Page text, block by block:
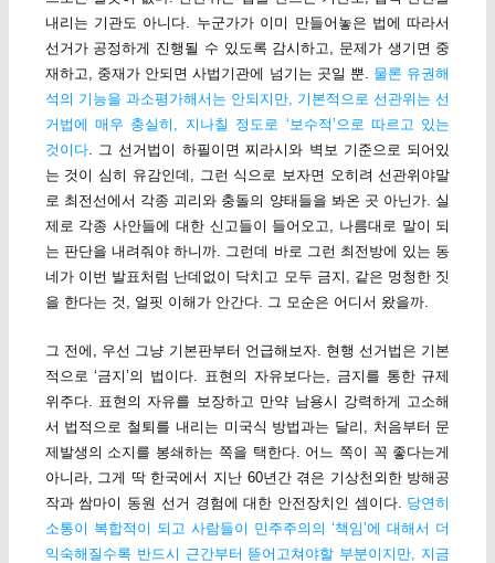
내리는 기관도 아니다. 누군가가 이미 만들어놓은 법에 따라서
선거가 공정하게 진행될 수 있도록 감시하고, 문제가 생기면 중
재하고, 중재가 안되면 사법기관에 넘기는 곳일 뿐. 물론 유권해
석의 기능을 과소평가해서는 안되지만, 기본적으로 선관위는 선
거법에 매우 충실히, 지나칠 정도로 ‘보수적’으로 따르고 있는
것이다. 그 선거법이 하필이면 찌라시와 벽보 기준으로 되어있
는 것이 심히 유감인데, 그런 식으로 보자면 오히려 선관위야말
로 최전선에서 각종 괴리와 충돌의 양태들을 봐온 곳 아닌가. 실
제로 각종 사안들에 대한 신고들이 들어오고, 나름대로 말이 되
는 판단을 내려줘야 하니까. 그런데 바로 그런 최전방에 있는 동
네가 이번 발표처럼 난데없이 닥치고 모두 금지, 같은 멍청한 짓
을 한다는 것, 얼핏 이해가 안간다. 그 모순은 어디서 왔을까.
그 전에, 우선 그냥 기본판부터 언급해보자. 현행 선거법은 기본
적으로 ‘금지’의 법이다. 표현의 자유보다는, 금지를 통한 규제
위주다. 표현의 자유를 보장하고 만약 남용시 강력하게 고소해
서 법적으로 철퇴를 내리는 미국식 방법과는 달리, 처음부터 문
제발생의 소지를 봉쇄하는 쪽을 택한다. 어느 쪽이 꼭 좋다는게
아니라, 그게 딱 한국에서 지난 60년간 겪은 기상천외한 방해공
작과 쌈마이 동원 선거 경험에 대한 안전장치인 셈이다. 당연히
소통이 복합적이 되고 사람들이 민주주의의 ‘책임’에 대해서 더
익숙해질수록 반드시 근간부터 뜯어고쳐야할 부분이지만, 지금